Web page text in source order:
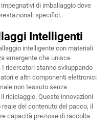
di imballaggio dove
specifici.
Intelligenti
intelligente con materiali
emergente che unisce
ricercatori stanno sviluppando
e altri componenti elettronici
non tessuto senza
riciclaggio. Queste innovazioni
del contenuto del pacco, il
capacità preziose di raccolta